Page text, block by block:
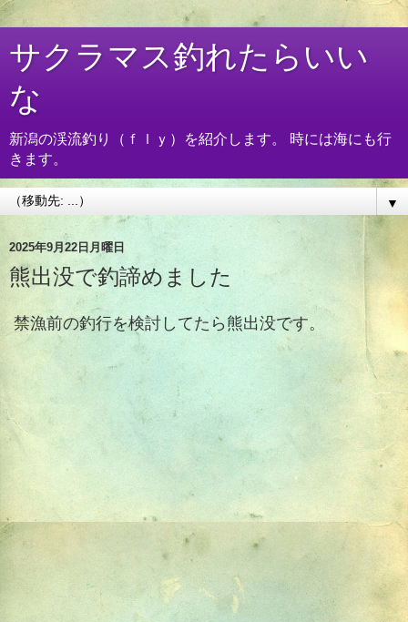
サクラマス釣れたらいい
な
新潟の渓流釣り（ｆｌｙ）を紹介します。 時には海にも行
きます。
▼
2025年9月22日月曜日
熊出没で釣諦めました
禁漁前の釣行を検討 してたら熊出没です。